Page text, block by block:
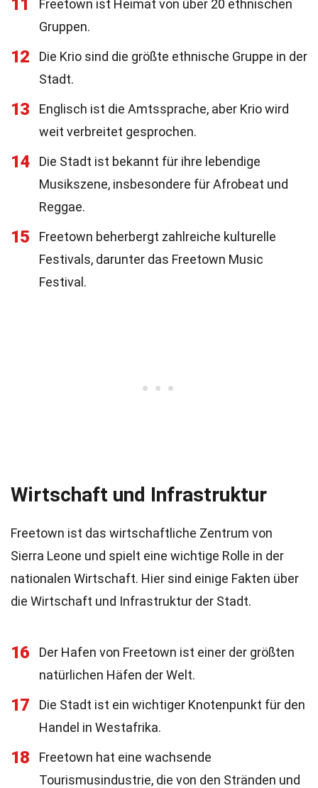
11
Freetown ist Heimat von über 20 ethnischen
Gruppen.
12
Die Krio sind die größte ethnische Gruppe in der
Stadt.
13
Englisch ist die Amtssprache, aber Krio wird
weit verbreitet gesprochen.
14
Die Stadt ist bekannt für ihre lebendige
Musikszene, insbesondere für Afrobeat und
Reggae.
15
Freetown beherbergt zahlreiche kulturelle
Festivals, darunter das Freetown Music
Festival.
Wirtschaft und Infrastruktur
Freetown ist das wirtschaftliche Zentrum von
Sierra Leone und spielt eine wichtige Rolle in der
nationalen Wirtschaft. Hier sind einige Fakten über
die Wirtschaft und Infrastruktur der Stadt.
16
Der Hafen von Freetown ist einer der größten
natürlichen Häfen der Welt.
17
Die Stadt ist ein wichtiger Knotenpunkt für den
Handel in Westafrika.
18
Freetown hat eine wachsende
Tourismusindustrie, die von den Stränden und